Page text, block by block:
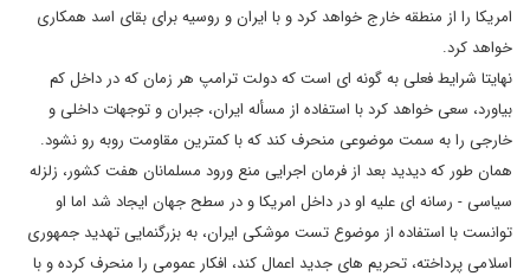
امریکا را از منطقه خارج خواهد کرد و با ایران و روسیه برای بقای اسد همکاری
خواهد کرد.
نهایتا شرایط فعلی به گونه ای است که دولت ترامپ هر زمان که در داخل کم
بیاورد، سعی خواهد کرد با استفاده از مسأله ایران، جبران و توجهات داخلی و
خارجی را به سمت موضوعی منحرف کند که با کمترین مقاومت روبه رو نشود.
همان طور که دیدید بعد از فرمان اجرایی منع ورود مسلمانان هفت کشور، زلزله
سیاسی - رسانه ای علیه او در داخل امریکا و در سطح جهان ایجاد شد اما او
توانست با استفاده از موضوع تست موشکی ایران، به بزرگنمایی تهدید جمهوری
اسلامی پرداخته، تحریم های جدید اعمال کند، افکار عمومی را منحرف کرده و با